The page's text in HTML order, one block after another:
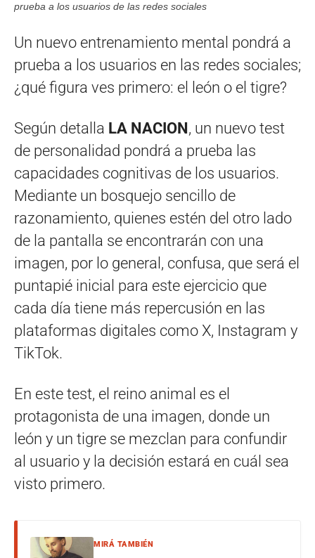
prueba a los usuarios de las redes sociales
Un nuevo entrenamiento mental pondrá a
prueba a los usuarios en las redes sociales;
¿qué figura ves primero: el león o el tigre?
Según detalla LA NACION , un nuevo test
de personalidad pondrá a prueba las
capacidades cognitivas de los usuarios.
Mediante un bosquejo sencillo de
razonamiento, quienes estén del otro lado
de la pantalla se encontrarán con una
imagen, por lo general, confusa, que será el
puntapié inicial para este ejercicio que
cada día tiene más repercusión en las
plataformas digitales como X, Instagram y
TikTok.
En este test, el reino animal es el
protagonista de una imagen, donde un
león y un tigre se mezclan para confundir
al usuario y la decisión estará en cuál sea
visto primero.
MIRÁ TAMBIÉN